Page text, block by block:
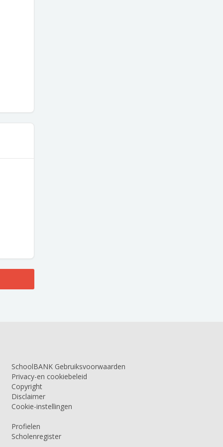
SchoolBANK Gebruiksvoorwaarden
Privacy-en cookiebeleid
Copyright
Disclaimer
Cookie-instellingen
Profielen
Scholenregister